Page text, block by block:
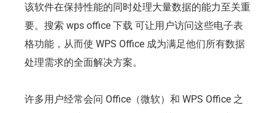
该软件在保持性能的同时处理大量数据的能力至关重
要。搜索 wps office 下载 可让用户访问这些电子表
格功能，从而使 WPS Office 成为满足他们所有数据
处理需求的全面解决方案。
许多用户经常会问 Office（微软）和 WPS Office 之